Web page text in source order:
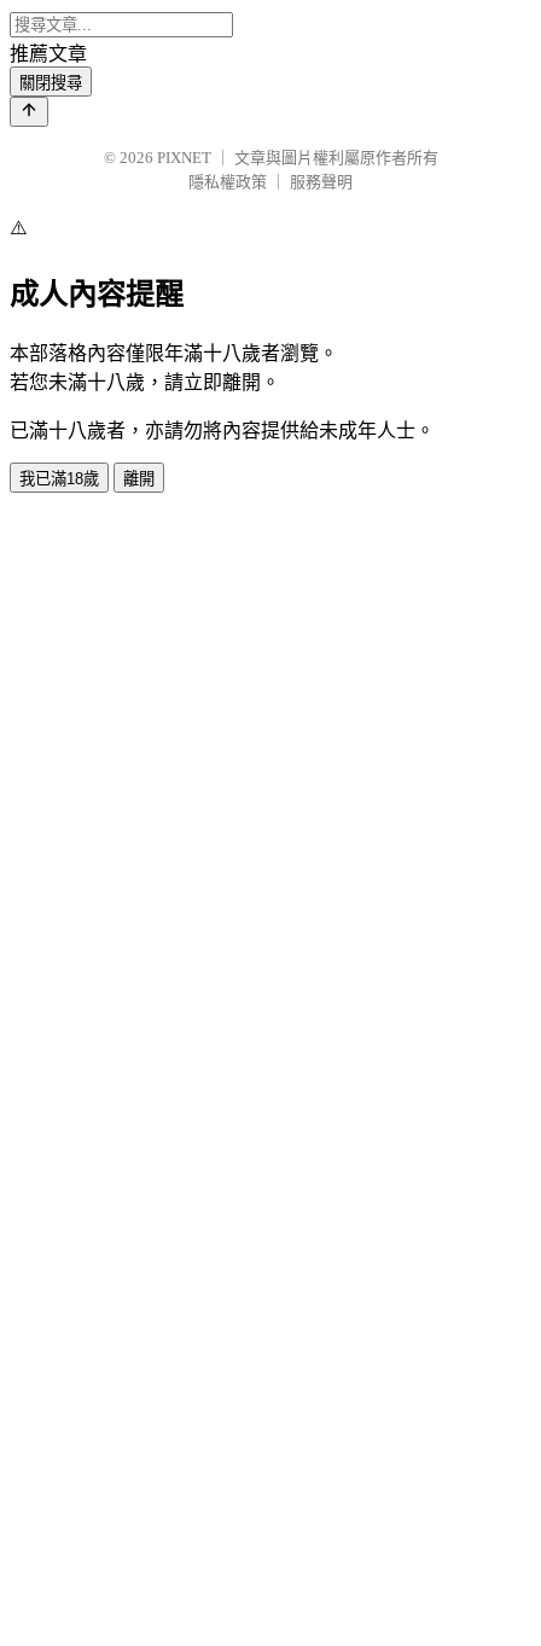
推薦文章
關閉搜尋
© 2026 PIXNET
文章與圖片權利屬原作者所有
隱私權政策
服務聲明
⚠️
成人內容提醒
本部落格內容僅限年滿十八歲者瀏覽。
若您未滿十八歲，請立即離開。
已滿十八歲者，亦請勿將內容提供給未成年人士。
我已滿18歲 離開